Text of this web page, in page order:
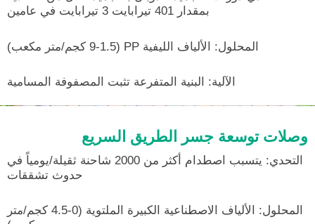
بمقدار 401 تيرابايت 3 تيرابايت في عامين
المحلول: الألياف الليفية PP (9-1.5 كجم/متر مكعب)
الآلية: البنية المتفرعة تثبت المصفوفة المسامية
وصلات توسعة جسر الطريق السريع
التحدي: يتسبب اصطدام أكثر من 2000 شاحنة ثقيلة/يومياً في
حدوث تشققات
المحلول: الألياف الاصطناعية الكبيرة الملتوية (0-4.5 كجم/متر